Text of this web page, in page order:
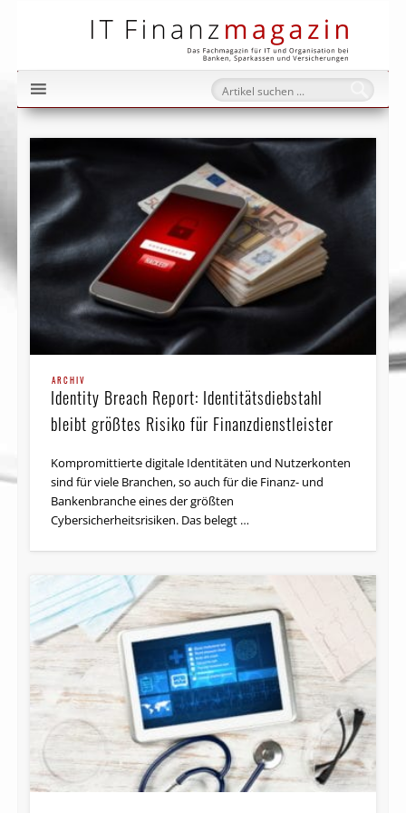
ARCHIV
Identity Breach Report: Identitätsdiebstahl
bleibt größtes Risiko für Finanzdienstleister
Kompromittierte digitale Identitäten und Nutzerkonten
sind für viele Branchen, so auch für die Finanz- und
Bankenbranche eines der größten
Cybersicherheitsrisiken. Das belegt …